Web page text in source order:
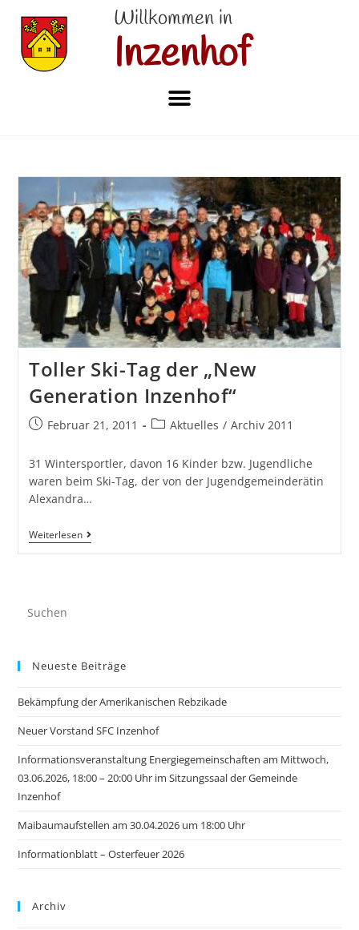
Willkommen in
Inzenhof
Toller Ski-Tag der „New
Generation Inzenhof“
Februar 21, 2011 Aktuelles / Archiv 2011
31 Wintersportler, davon 16 Kinder bzw. Jugendliche
waren beim Ski-Tag, der von der Jugendgemeinderätin
Alexandra…
Weiterlesen
Neueste Beiträge
Bekämpfung der Amerikanischen Rebzikade
Neuer Vorstand SFC Inzenhof
Informationsveranstaltung Energiegemeinschaften am Mittwoch,
03.06.2026, 18:00 – 20:00 Uhr im Sitzungssaal der Gemeinde
Inzenhof
Maibaumaufstellen am 30.04.2026 um 18:00 Uhr
Informationblatt – Osterfeuer 2026
Archiv